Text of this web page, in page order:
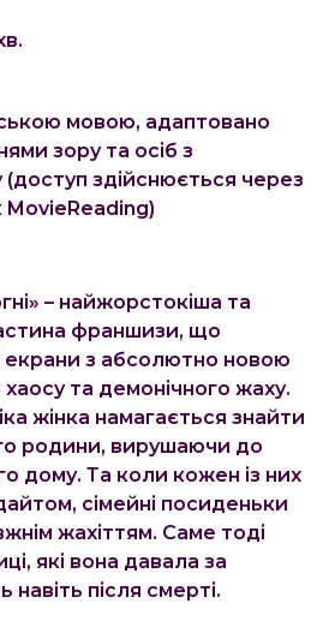
мовою, адаптовано
зору та осіб з
здійснюється через
– найжорстокіша та
франшизи, що
екрани з абсолютно новою
хаосу та демонічного жаху.
жінка намагається знайти
родини, вирушаючи до
дому. Та коли кожен із них
сімейні посиденьки
жахіттям. Саме тоді
які вона давала за
після смерті.